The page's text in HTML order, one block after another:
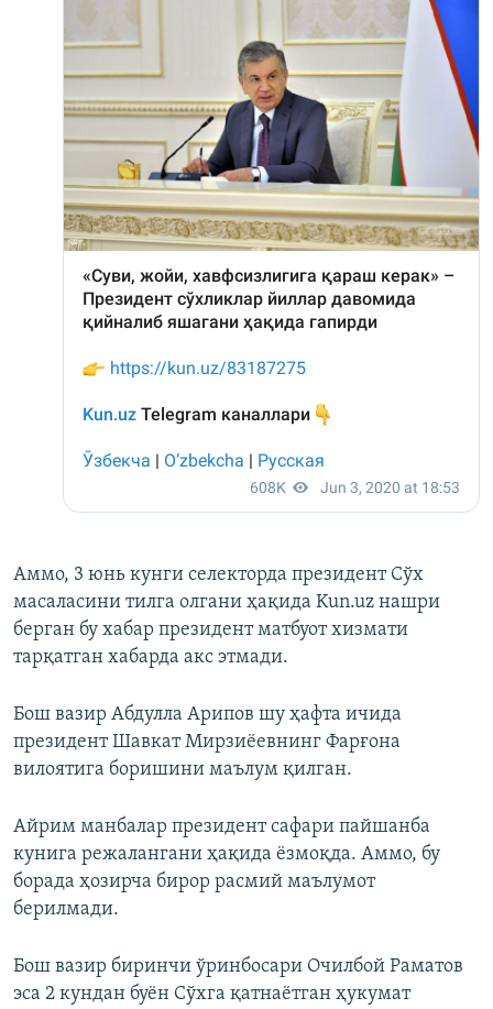
Аммо, 3 юнь кунги селекторда президент Сўх
масаласини тилга олгани ҳақида Kun.uz нашри
берган бу хабар президент матбуот хизмати
тарқатган хабарда акс этмади.​
Бош вазир Абдулла Арипов шу ҳафта ичида
президент Шавкат Мирзиёевнинг Фарғона
вилоятига боришини маълум қилган.
Айрим манбалар президент сафари пайшанба
кунига режалангани ҳақида ёзмоқда. Аммо, бу
борада ҳозирча бирор расмий маълумот
берилмади.
Бош вазир биринчи ўринбосари Очилбой Раматов
эса 2 кундан буён Сўхга қатнаётган ҳукумат